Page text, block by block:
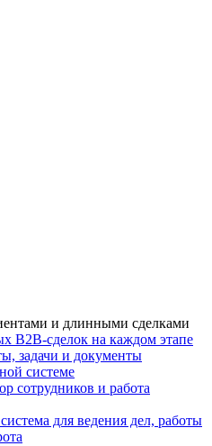
и длинными сделками
B2B-сделок на каждом этапе
задачи и документы
системе
сотрудников и работа
для ведения дел, работы